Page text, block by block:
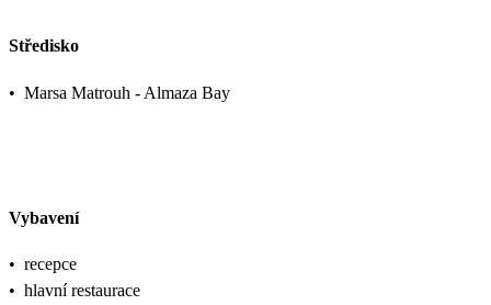
Středisko
• Marsa Matrouh - Almaza Bay
Vybavení
• recepce
• hlavní restaurace